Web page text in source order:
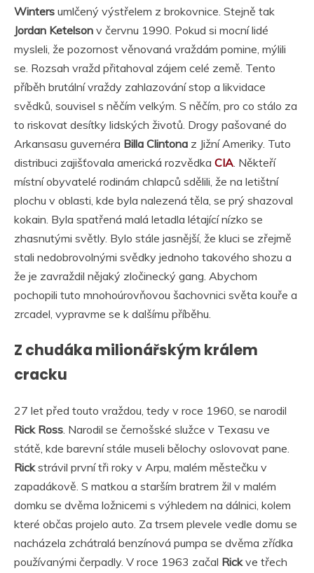
Winters umlčený výstřelem z brokovnice. Stejně tak
Jordan Ketelson v červnu 1990. Pokud si mocní lidé
mysleli, že pozornost věnovaná vraždám pomine, mýlili
se. Rozsah vražd přitahoval zájem celé země. Tento
příběh brutální vraždy zahlazování stop a likvidace
svědků, souvisel s něčím velkým. S něčím, pro co stálo za
to riskovat desítky lidských životů. Drogy pašované do
Arkansasu guvernéra Billa Clintona z Jižní Ameriky. Tuto
distribuci zajišťovala americká rozvědka CIA . Někteří
místní obyvatelé rodinám chlapců sdělili, že na letištní
plochu v oblasti, kde byla nalezená těla, se prý shazoval
kokain. Byla spatřená malá letadla létající nízko se
zhasnutými světly. Bylo stále jasnější, že kluci se zřejmě
stali nedobrovolnými svědky jednoho takového shozu a
že je zavraždil nějaký zločinecký gang. Abychom
pochopili tuto mnohoúrovňovou šachovnici světa kouře a
zrcadel, vypravme se k dalšímu příběhu.
Z chudáka milionářským králem
cracku
27 let před touto vraždou, tedy v roce 1960, se narodil
Rick Ross. Narodil se černošské služce v Texasu ve
státě, kde barevní stále museli bělochy oslovovat pane.
Rickstrávil první tři roky v Arpu, malém městečku v
zapadákově. S matkou a starším bratrem žil v malém
domku se dvěma ložnicemi s výhledem na dálnici, kolem
které občas projelo auto. Za trsem plevele vedle domu se
nacházela zchátralá benzínová pumpa se dvěma zřídka
používanými čerpadly. V roce 1963 začal Rickve třech